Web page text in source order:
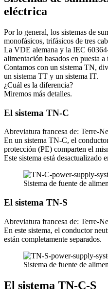
eléctrica
Por lo general, los sistemas de
monofásicos, trifásicos de tres
La VDE alemana y la IEC
alimentación basados en puesta a
Contamos con un sistema TN,
un sistema TT y un sistema IT.
¿Cuál es la diferencia?
Miremos más detalles.
El sistema TN-C
Abreviatura francesa de: Terre-
En un sistema TN-C, el
protección (PE) comparten el
Este sistema está desactualizado
Sistema de fuente de
El sistema TN-S
Abreviatura francesa de: Terre-
En este sistema, el conductor
están completamente separados.
Sistema de fuente de
El sistema TN-C-S